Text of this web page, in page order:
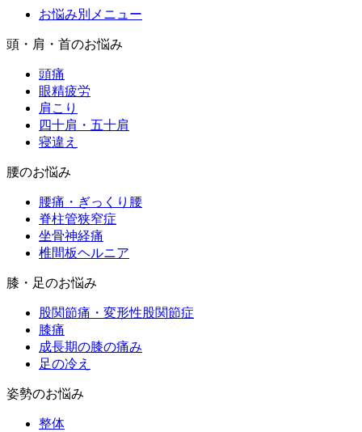
お悩み別メニュー
頭・肩・首のお悩み
頭痛
眼精疲労
肩こり
四十肩・五十肩
寝違え
腰のお悩み
腰痛・ぎっくり腰
脊柱管狭窄症
坐骨神経痛
椎間板ヘルニア
膝・足のお悩み
股関節痛・変形性股関節症
膝痛
成長期の膝の痛み
足の冷え
姿勢のお悩み
整体